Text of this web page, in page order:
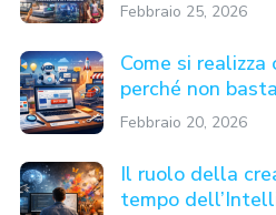
Febbraio 25, 2026
Come si
perché non
Febbraio 20, 2026
Il ruolo della
tempo